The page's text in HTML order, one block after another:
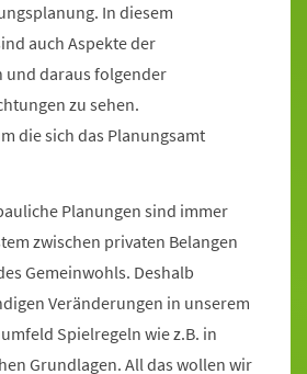
In diesem
auch Aspekte der
und daraus folgender
zu sehen.
die sich das Planungsamt
Planungen sind immer
zwischen privaten Belangen
Gemeinwohls. Deshalb
Veränderungen in unserem
Spielregeln wie z.B. in
Grundlagen. All das wollen wir